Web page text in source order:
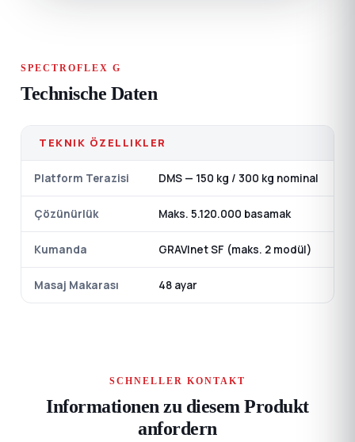
SPECTROFLEX G
Technische Daten
TEKNIK ÖZELLIKLER
Platform Terazisi DMS — 150 kg / 300 kg nominal
Çözünürlük Maks. 5.120.000 basamak
Kumanda GRAVInet SF (maks. 2 modül)
Masaj Makarası 48 ayar
SCHNELLER KONTAKT
Informationen zu diesem Produkt
anfordern